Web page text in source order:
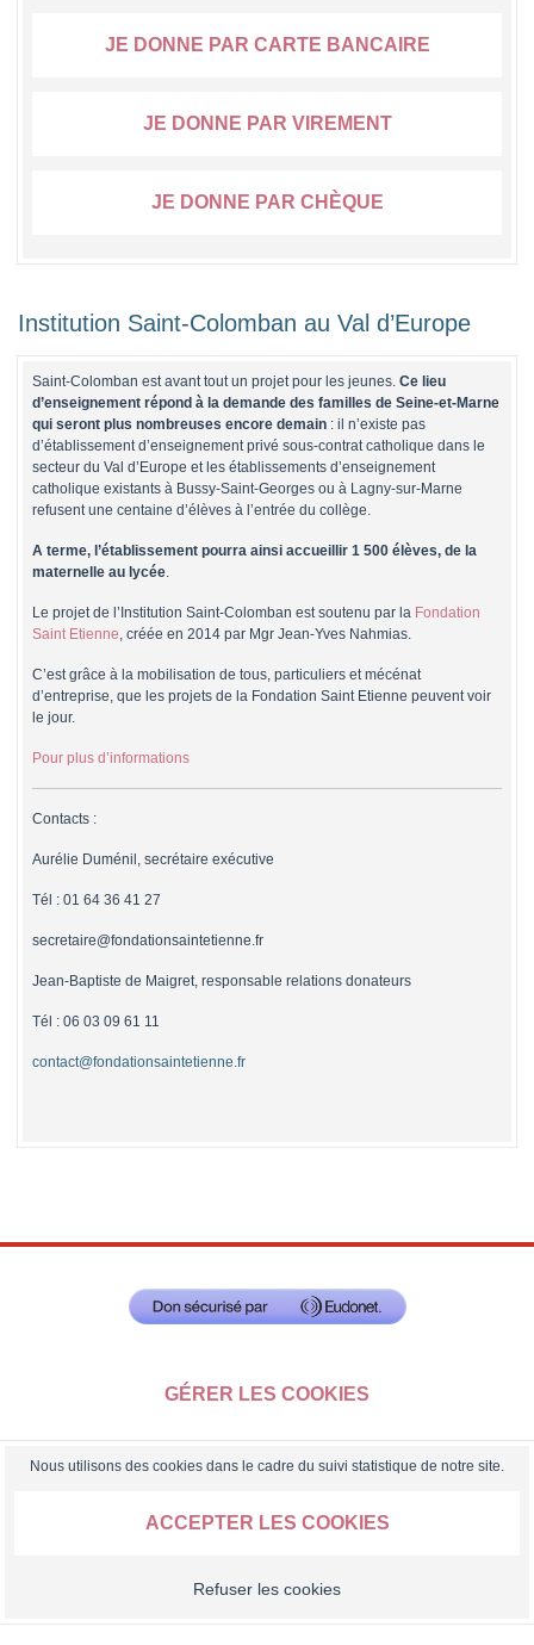
JE DONNE PAR CARTE BANCAIRE
JE DONNE PAR VIREMENT
JE DONNE PAR CHÈQUE
Institution Saint-Colomban au Val d’Europe
Saint-Colomban est avant tout un projet pour les jeunes. Ce lieu
d’enseignement répond à la demande des familles de Seine-et-Marne
qui seront plus nombreuses encore demain : il n’existe pas
d’établissement d’enseignement privé sous-contrat catholique dans le
secteur du Val d’Europe et les établissements d’enseignement
catholique existants à Bussy-Saint-Georges ou à Lagny-sur-Marne
refusent une centaine d’élèves à l’entrée du collège.
A terme, l’établissement pourra ainsi accueillir 1 500 élèves, de la
maternelle au lycée.
Le projet de l’Institution Saint-Colomban est soutenu par la Fondation
Saint Etienne, créée en 2014 par Mgr Jean-Yves Nahmias.
C’est grâce à la mobilisation de tous, particuliers et mécénat
d’entreprise, que les projets de la Fondation Saint Etienne peuvent voir
le jour.
Pour plus d’informations
Contacts :
Aurélie Duménil, secrétaire exécutive
Tél : 01 64 36 41 27
secretaire@fondationsaintetienne.fr
Jean-Baptiste de Maigret, responsable relations donateurs
Tél : 06 03 09 61 11
contact@fondationsaintetienne.fr
GÉRER LES COOKIES
Nous utilisons des cookies dans le cadre du suivi statistique de notre site.
ACCEPTER LES COOKIES
Refuser les cookies